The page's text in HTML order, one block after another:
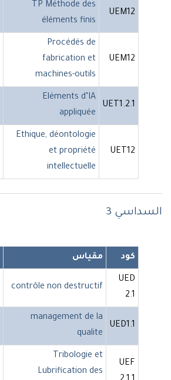
UEM12
TP Méthode des
éléments finis
UEM12
Procédés de
fabrication et
machines-outils
UET1.2.1
Eléments d’IA
appliquée
UET12
Ethique, déontologie
et propriété
intellectuelle
السداسي 3
كود مقياس
UED
2.1
contrôle non destructif
UED1.1
management de la
qualite
UEF
Tribologie et
Lubrification des